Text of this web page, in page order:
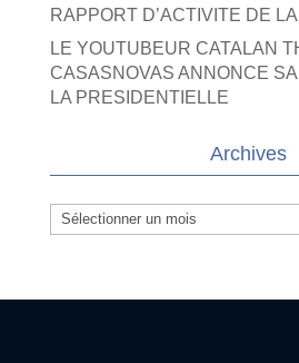
RAPPORT D’ACTIVITE DE
LE YOUTUBEUR CATALAN
CASASNOVAS ANNONCE
LA PRESIDENTIELLE
Archives
Archives